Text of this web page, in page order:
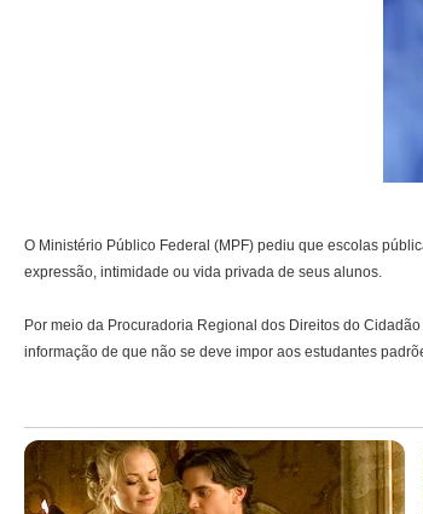
O Ministério Público Federal (MPF) pediu que escolas
expressão, intimidade ou vida privada de seus alunos.
Por meio da Procuradoria Regional dos Direitos do
informação de que não se deve impor aos estudantes